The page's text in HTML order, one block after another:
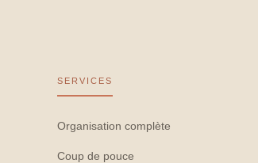
SERVICES
Organisation complète
Coup de pouce